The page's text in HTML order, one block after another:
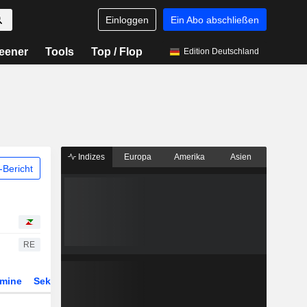
Einloggen Ein Abo abschließen
Tools Top / Flop Edition Deutschland
Bericht
RE
Sektor
Indizes Europa Amerika Asien